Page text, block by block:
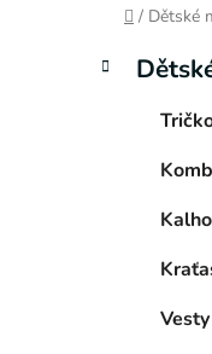
Domů
/ Dětské
PPřeskočit
kategorie
K
a